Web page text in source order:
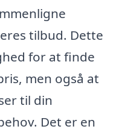
tilbud. Dette
for at finde
men også at
til din
Det er en